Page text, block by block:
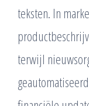
teksten. In
terwijl